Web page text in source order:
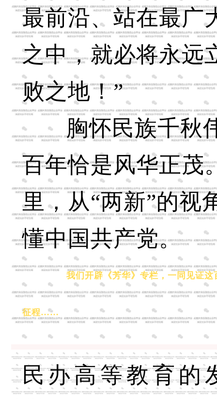
最前沿、站在最广
之中，就必将永远
败之地！”
胸怀民族千秋
百年恰是风华正茂
里，从“两新”的视
懂中国共产党。
我们开辟《芳华》专栏，一同见证这
征程……
民办高等教育的